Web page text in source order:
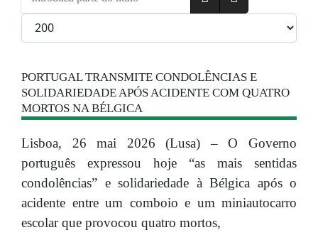
Qtd. a exibir
PORTUGAL TRANSMITE CONDOLÊNCIAS E
SOLIDARIEDADE APÓS ACIDENTE COM QUATRO
MORTOS NA BÉLGICA
Lisboa, 26 mai 2026 (Lusa) – O Governo
português expressou hoje “as mais sentidas
condolências” e solidariedade à Bélgica após o
acidente entre um comboio e um miniautocarro
escolar que provocou quatro mortos,